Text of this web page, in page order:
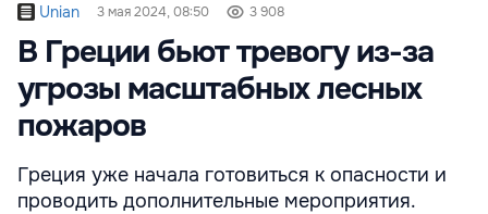
Unian 3 мая 2024, 08:50 3 908
В Греции бьют тревогу из-за
угрозы масштабных лесных
пожаров
Греция уже начала готовиться к опасности и
проводить дополнительные мероприятия.